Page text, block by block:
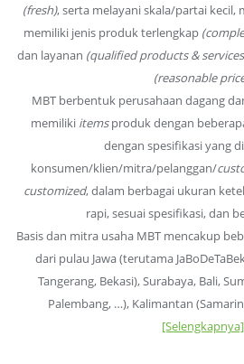
(fresh), serta melayani skala/partai kecil,
memiliki jenis produk terlengkap
dan layanan (qualified products &
(reasonable
MBT berbentuk perusahaan dagang
memiliki itemsproduk dengan
dengan spesifikasi yang
konsumen/klien/mitra/pelanggan/
customized, dalam berbagai ukuran
rapi, sesuai spesifikasi, dan
Basis dan mitra usaha MBT mencakup
dari pulau Jawa (terutama
Tangerang, Bekasi), Surabaya, Bali,
Palembang, …), Kalimantan
[Selengkapnya]